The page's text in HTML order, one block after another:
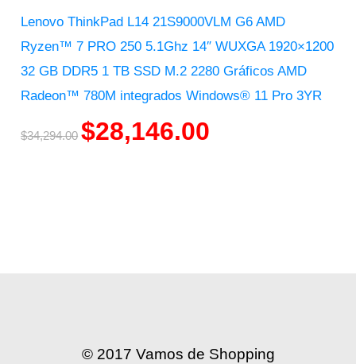
Lenovo ThinkPad L14 21S9000VLM G6 AMD
Ryzen™ 7 PRO 250 5.1Ghz 14″ WUXGA 1920×1200
32 GB DDR5 1 TB SSD M.2 2280 Gráficos AMD
Radeon™ 780M integrados Windows® 11 Pro 3YR
$34,294.00 $28,146.00
© 2017 Vamos de Shopping